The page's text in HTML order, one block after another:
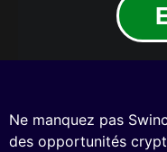
Ne manquez pas
des opportunités